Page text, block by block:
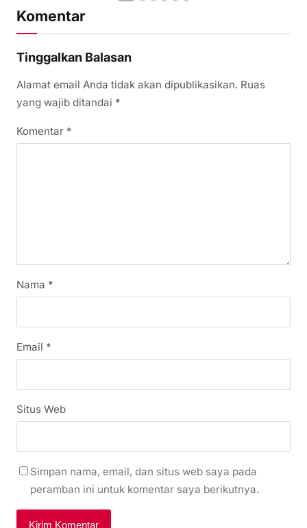
Komentar
Tinggalkan Balasan
Alamat email Anda tidak akan dipublikasikan. Ruas
yang wajib ditandai *
Komentar *
Nama *
Email *
Situs Web
Simpan nama, email, dan situs web saya pada
peramban ini untuk komentar saya berikutnya.